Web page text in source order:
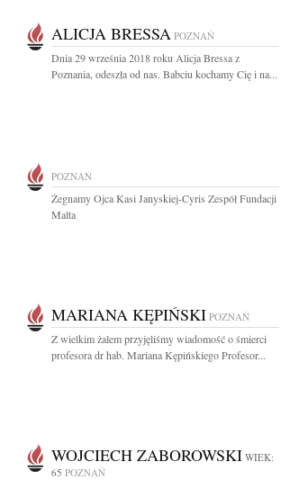
ALICJA BRESSA POZNAŃ
Dnia 29 września 2018 roku Alicja Bressa z
Poznania, odeszła od nas. Babciu kochamy Cię i na...
POZNAŃ
Żegnamy Ojca Kasi Janyskiej-Cyris Zespół Fundacji
Malta
MARIANA KĘPIŃSKI POZNAŃ
Z wielkim żalem przyjęliśmy wiadomość o śmierci
profesora dr hab. Mariana Kępińskiego Profesor...
WOJCIECH ZABOROWSKI WIEK:
65 POZNAŃ